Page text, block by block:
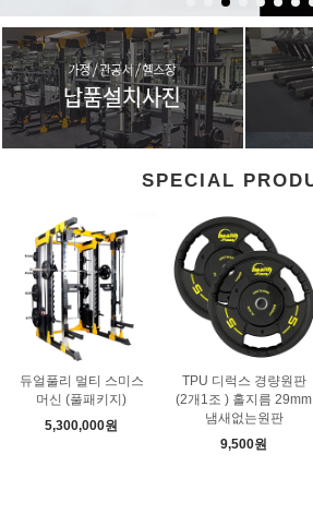
SPECIAL
듀얼풀리 멀티 스미스
머신 (풀패키지)
5,300,000원
TPU 디럭스 경량원판
(2개1조 ) 홀지름 29mm
냄새없는원판
9,500원